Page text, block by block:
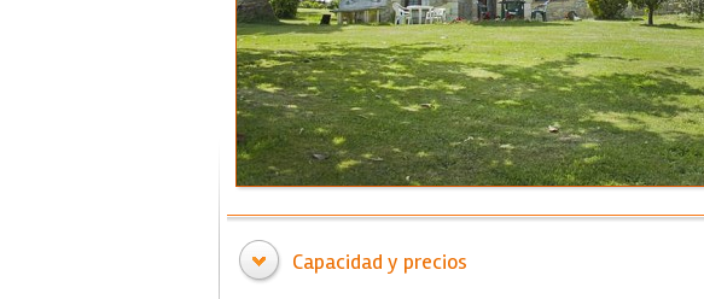
Capacidad y precios